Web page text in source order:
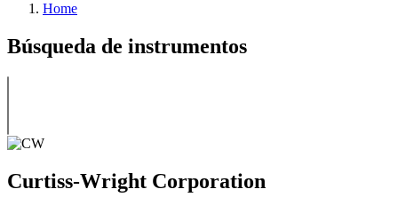
Home
Búsqueda de instrumentos
Curtiss-Wright Corporation